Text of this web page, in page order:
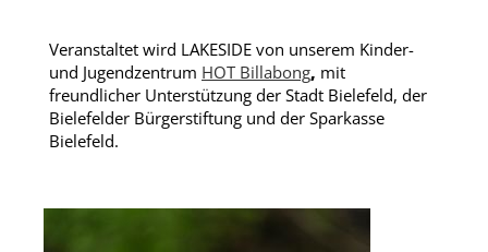
Veranstaltet wird LAKESIDE von unserem Kinder-
und Jugendzentrum HOT Billabong, mit
freundlicher Unterstützung der Stadt Bielefeld, der
Bielefelder Bürgerstiftung und der Sparkasse
Bielefeld.